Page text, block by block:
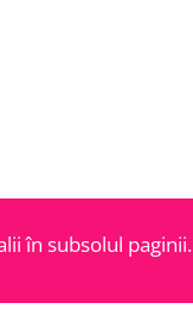
în subsolul paginii.